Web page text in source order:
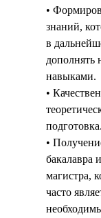
•
знаний,
в
дополнять
навыками.
•
подготовка.
•
бакалавра
магистра,
часто